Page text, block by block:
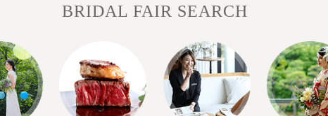
BRIDAL FAIR SEARCH